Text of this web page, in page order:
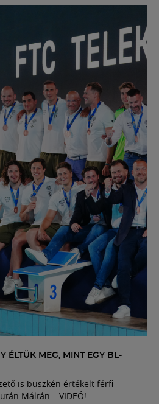
ÉLTÜK MEG, MINT EGY BL-
is büszkén értékelt férfi
Máltán – VIDEÓ!